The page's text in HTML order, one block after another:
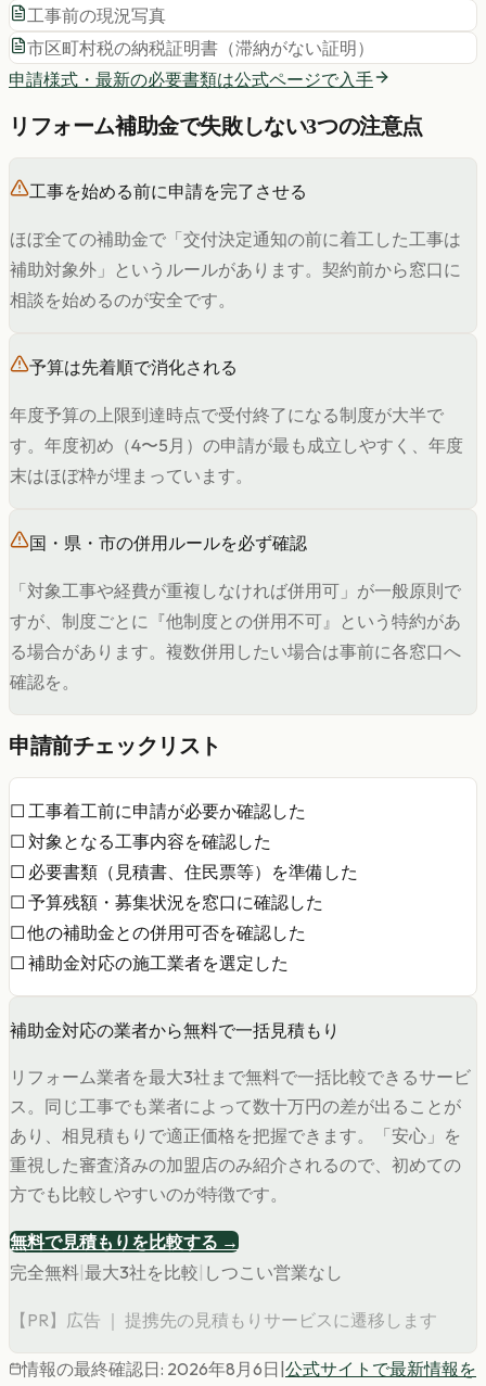
工事前の現況写真
市区町村税の納税証明書（滞納がない証明）
申請様式・最新の必要書類は公式ページで入手
リフォーム補助金で失敗しない3つの注意点
工事を始める前に申請を完了させる
ほぼ全ての補助金で「交付決定通知の前に着工した工事は
補助対象外」というルールがあります。契約前から窓口に
相談を始めるのが安全です。
予算は先着順で消化される
年度予算の上限到達時点で受付終了になる制度が大半で
す。年度初め（4〜5月）の申請が最も成立しやすく、年度
末はほぼ枠が埋まっています。
国・県・市の併用ルールを必ず確認
「対象工事や経費が重複しなければ併用可」が一般原則で
すが、制度ごとに『他制度との併用不可』という特約があ
る場合があります。複数併用したい場合は事前に各窓口へ
確認を。
申請前チェックリスト
☐ 工事着工前に申請が必要か確認した
☐ 対象となる工事内容を確認した
☐ 必要書類（見積書、住民票等）を準備した
☐ 予算残額・募集状況を窓口に確認した
☐ 他の補助金との併用可否を確認した
☐ 補助金対応の施工業者を選定した
補助金対応の業者から無料で一括見積もり
リフォーム業者を最大3社まで無料で一括比較できるサービ
ス。同じ工事でも業者によって数十万円の差が出ることが
あり、相見積もりで適正価格を把握できます。「安心」を
重視した審査済みの加盟店のみ紹介されるので、初めての
方でも比較しやすいのが特徴です。
無料で見積もりを比較する →
完全無料|最大3社を比較| しつこい営業なし
【PR】広告 ｜ 提携先の見積もりサービスに遷移します
情報の最終確認日: 2026年8月6日|公式サイトで最新情報を